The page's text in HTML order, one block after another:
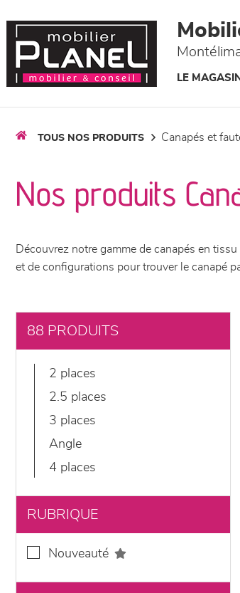
LE MAGASIN
TOUS NOS PRODUITS canapés et
Nos produits
Découvrez notre gamme de canapés en
et de configurations pour trouver le canapé
88 PRODUITS
2 places
2.5 places
3 places
angle
4 places
RUBRIQUE
nouveauté